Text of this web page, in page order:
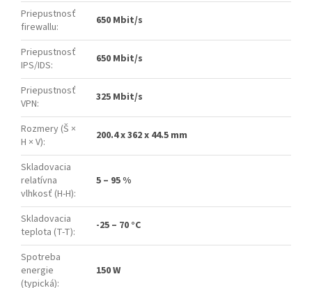
Priepustnosť
firewallu: 650 Mbit/s
Priepustnosť
IPS/IDS: 650 Mbit/s
Priepustnosť
VPN: 325 Mbit/s
Rozmery (Š ×
H × V): 200.4 x 362 x 44.5 mm
Skladovacia
relatívna
vlhkosť (H-H):
5 – 95 %
Skladovacia
teplota (T-T): -25 – 70 °C
Spotreba
energie
(typická):
150 W